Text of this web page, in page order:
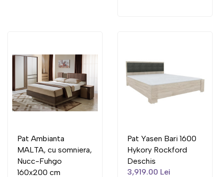
Pat Ambianta
MALTA, cu somniera,
Nucc-Fuhgo
160x200 cm
Pat Yasen Bari 1600
Hykory Rockford
Deschis
3,919.00 Lei